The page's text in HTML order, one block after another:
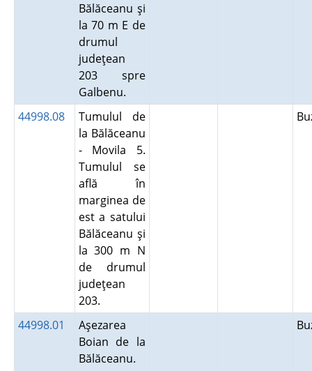
Bălăceanu şi
la 70 m E de
drumul
judeţean
203 spre
Galbenu.
44998.08
Tumulul de
la Bălăceanu
- Movila 5.
Tumulul se
află în
marginea de
est a satului
Bălăceanu şi
la 300 m N
de drumul
judeţean
203.
44998.01
Aşezarea
Boian de la
Bălăceanu.